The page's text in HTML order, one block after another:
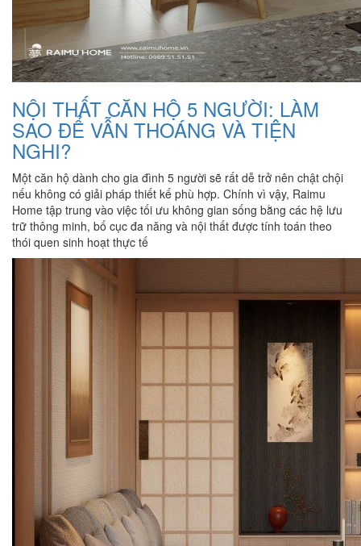
NỘI THẤT CĂN HỘ 5 NGƯỜI: LÀM
SAO ĐỂ VẪN THOÁNG VÀ TIỆN
NGHI?
Một căn hộ dành cho gia đình 5 người sẽ rất dễ trở nên chật chội
nếu không có giải pháp thiết kế phù hợp. Chính vì vậy, Raimu
Home tập trung vào việc tối ưu không gian sống bằng các hệ lưu
trữ thông minh, bố cục đa năng và nội thất được tính toán theo
thói quen sinh hoạt thực tế